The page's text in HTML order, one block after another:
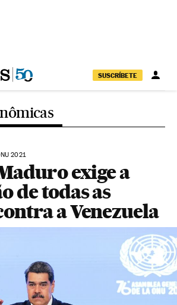
SUSCRÍBETE
2021
exige a
de todas as
a Venezuela